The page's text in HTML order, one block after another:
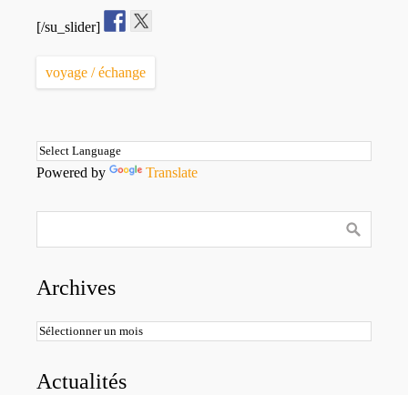
[/su_slider]
voyage / échange
Powered by Translate
Archives
Archives
Actualités